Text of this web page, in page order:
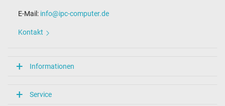
E-Mail: info@ipc-computer.de
Kontakt
Informationen
Service